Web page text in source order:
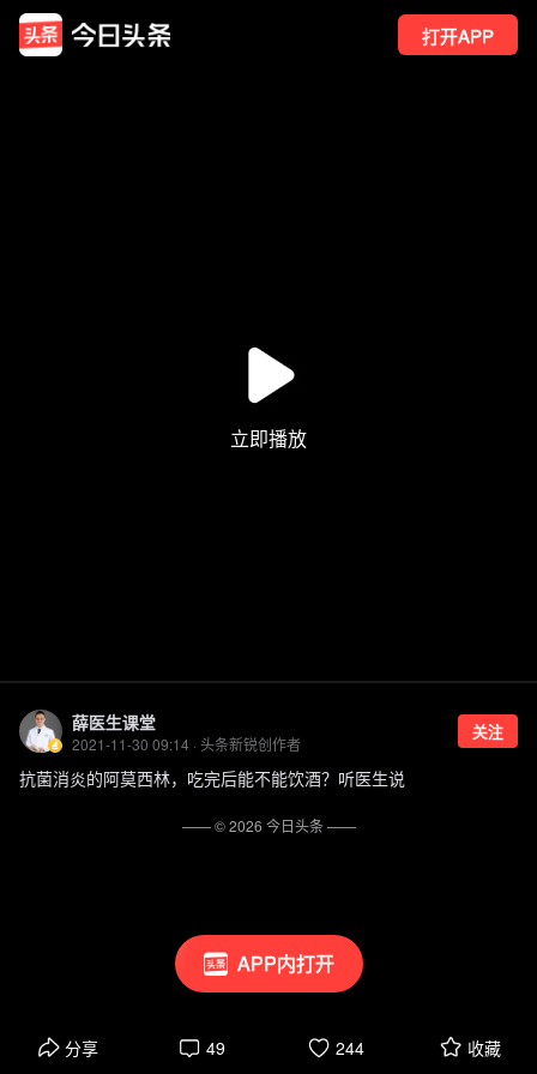
打开APP
APP内打开
薛医生课堂
2021-11-30 09:14 · 头条新锐创作者
关注
抗菌消炎的阿莫西林，吃完后能不能饮酒？听医生说
分享 49 244 收藏
—— ©2026 今日头条——